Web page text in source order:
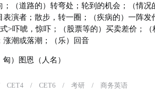
；（道路的）转弯处；轮到的机会；（情
表演者；散步，转一圈；（疾病的）一阵
>吓唬，惊吓；（股票等的）买卖差价；
涨潮或落潮；（乐）回音
匈）图恩（人名）
CET4 / CET6 / 考研 / 商务英语